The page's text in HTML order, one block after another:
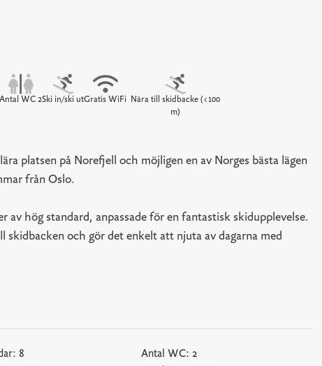
Antal WC 2Ski in/ski utGratis WiFi
Nära till skidbacke (<100
m)
platsen på Norefjell och möjligen en av Norges bästa lägen
från Oslo.
av hög standard, anpassade för en fantastisk skidupplevelse.
skidbacken och gör det enkelt att njuta av dagarna med
8 Antal WC: 2